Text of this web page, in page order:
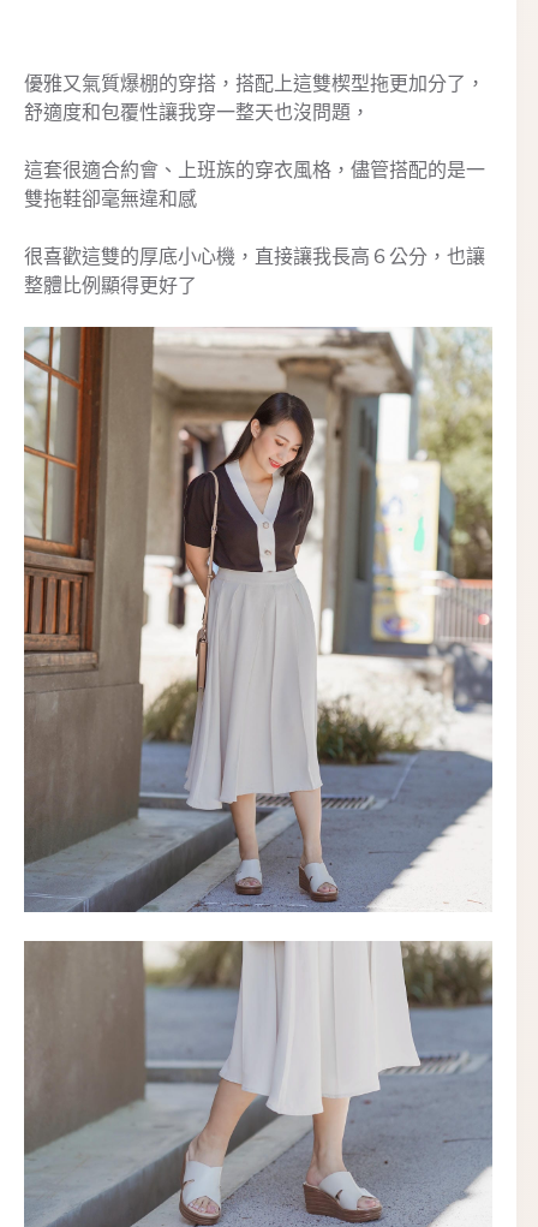
優雅又氣質爆棚的穿搭，搭配上這雙楔型拖更加分了，
舒適度和包覆性讓我穿一整天也沒問題，
這套很適合約會、上班族的穿衣風格，儘管搭配的是一
雙拖鞋卻毫無違和感
很喜歡這雙的厚底小心機，直接讓我長高６公分，也讓
整體比例顯得更好了